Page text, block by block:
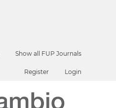
Show all FUP Journals
Register Login